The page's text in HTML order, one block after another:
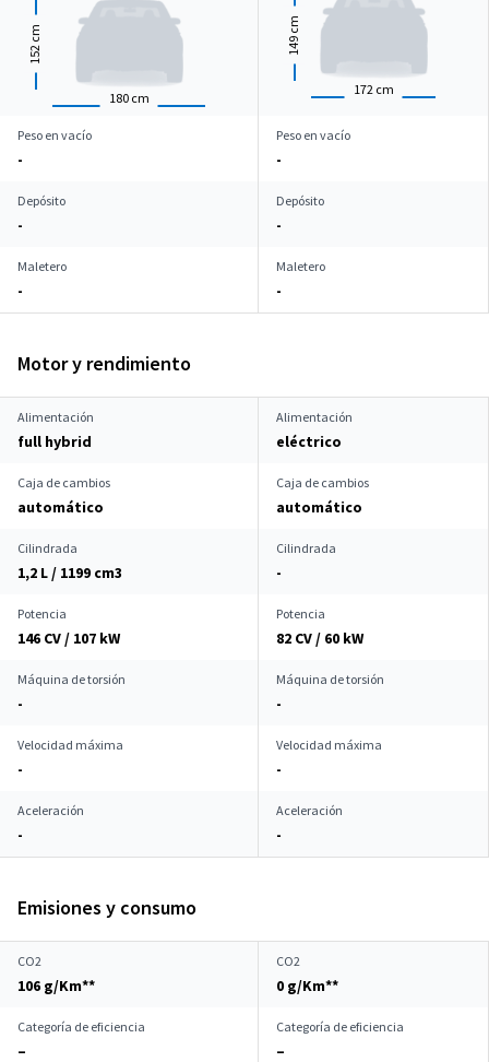
180 cm
152
cm
172 cm
149
cm
Peso en vacío
-
Peso en vacío
-
Depósito
-
Depósito
-
Maletero
-
Maletero
-
Motor y rendimiento
Alimentación
full hybrid
Alimentación
eléctrico
Caja de cambios
automático
Caja de cambios
automático
Cilindrada
1,2 L / 1199 cm3
Cilindrada
-
Potencia
146 CV / 107 kW
Potencia
82 CV / 60 kW
Máquina de torsión
-
Máquina de torsión
-
Velocidad máxima
-
Velocidad máxima
-
Aceleración
-
Aceleración
-
Emisiones y consumo
CO2
106 g/Km**
CO2
0 g/Km**
Categoría de eficiencia
–
Categoría de eficiencia
–